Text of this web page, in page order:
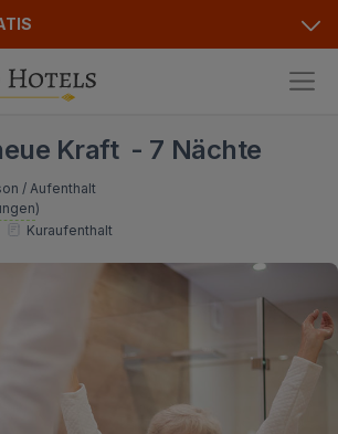
Kraft - 7 Nächte
/ Aufenthalt
)
Kuraufenthalt